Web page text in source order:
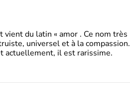
du latin « amor . Ce nom très
universel et à la compassion.
actuellement, il est rarissime.